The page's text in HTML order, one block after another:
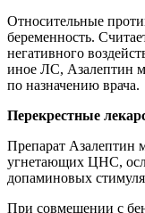
Относительные
беременность.
негативного
иное ЛС, Азалептин
по назначению врача.
Перекрестные
Препарат Азалептин
угнетающих ЦНС,
допаминовых
При совмещении с